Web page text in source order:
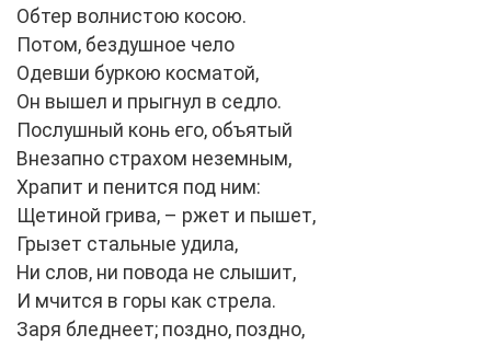
Обтер волнистою косою.
Потом, бездушное чело
Одевши буркою косматой,
Он вышел и прыгнул в седло.
Послушный конь его, объятый
Внезапно страхом неземным,
Храпит и пенится под ним:
Щетиной грива, – ржет и пышет,
Грызет стальные удила,
Ни слов, ни повода не слышит,
И мчится в горы как стрела.
Заря бледнеет; поздно, поздно,